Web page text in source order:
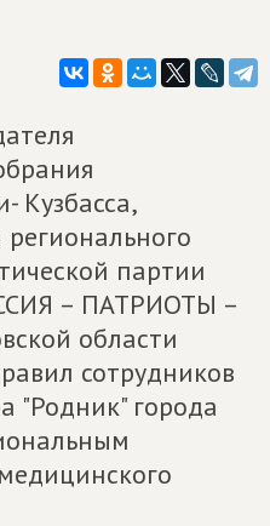
Кузбасса,
регионального
партии
– ПАТРИОТЫ –
области
сотрудников
"Родник" города